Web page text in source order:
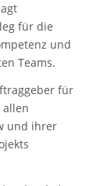
für die
und
Teams.
für
allen
und ihrer